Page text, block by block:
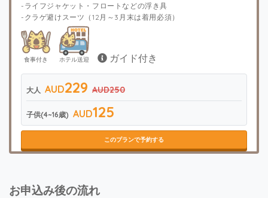
-ライフジャケット・フロートなどの浮き具
-クラゲ避けスーツ（12月～3月末は着用必須）
食事付き ホテル送迎 ガイド付き
大人 AUD229 AUD250
子供(4~16歳) AUD125
このプランで予約する
お申込み後の流れ